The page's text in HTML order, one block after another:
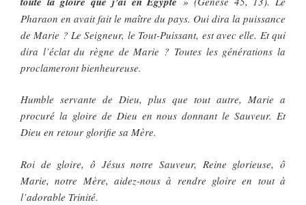
Pharaon en avait fait le maître du pays. Oui dira la puissance
de Marie ? Le Seigneur, le Tout-Puissant, est avec elle. Et qui
dira l’éclat du règne de Marie ? Toutes les générations la
proclameront bienheureuse.
Humble servante de Dieu, plus que tout autre, Marie a
procuré la gloire de Dieu en nous donnant le Sauveur. Et
Dieu en retour glorifie sa Mère.
Roi de gloire, ô Jésus notre Sauveur, Reine glorieuse, ô
Marie, notre Mère, aidez-nous à rendre gloire en tout à
l’adorable Trinité.